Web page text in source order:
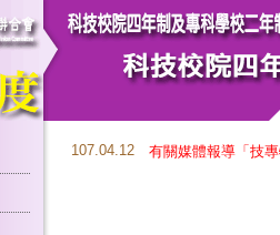
107.04.12 有關媒體報導「技